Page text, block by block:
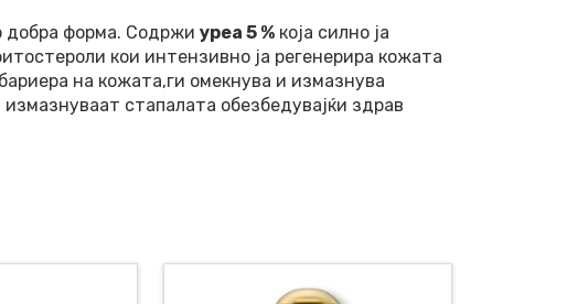
добра форма. Содржи уреа 5 % која силно ја
кои интензивно ја регенерира кожата
на кожата,ги омекнува и измазнува
стапалата обезбедувајќи здрав